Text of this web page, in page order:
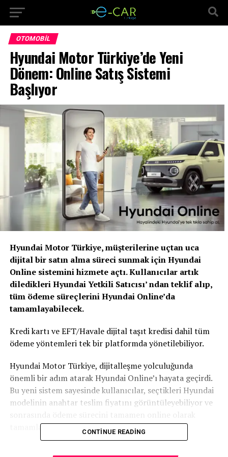
OTOMOBIL
Hyundai Motor Türkiye’de Yeni
Dönem: Online Satış Sistemi
Başlıyor
Hyundai Motor Türkiye, müşterilerine uçtan uca
dijital bir satın alma süreci sunmak için Hyundai
Online sistemini hizmete açtı. Kullanıcılar artık
diledikleri Hyundai Yetkili Satıcısı’ ndan teklif alıp,
tüm ödeme süreçlerini Hyundai Online’da
tamamlayabilecek.
Kredi kartı ve EFT/Havale dijital taşıt kredisi dahil tüm
ödeme yöntemleri tek bir platformda yönetilebiliyor.
Hyundai Motor Türkiye, dijitalleşme yolculuğunda
önemli bir adım atarak Hyundai Online’ı hayata geçirdi.
Bu yeni sistem sayesinde kullanıcılar, seçtikleri Hyundai
modelinin anahtar teslim fiyatını görüntüleyebiliyor ve
tamamlayabiliyor.
CONTINUE READING